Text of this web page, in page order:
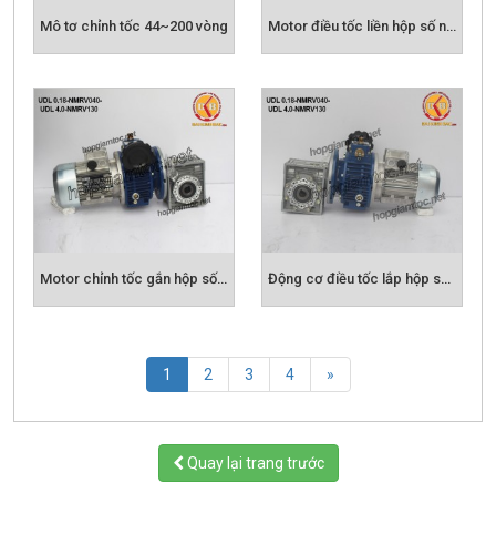
Mô tơ chỉnh tốc 44~200 vòng
1 (current)
2 3 4 »
Quay lại trang trước